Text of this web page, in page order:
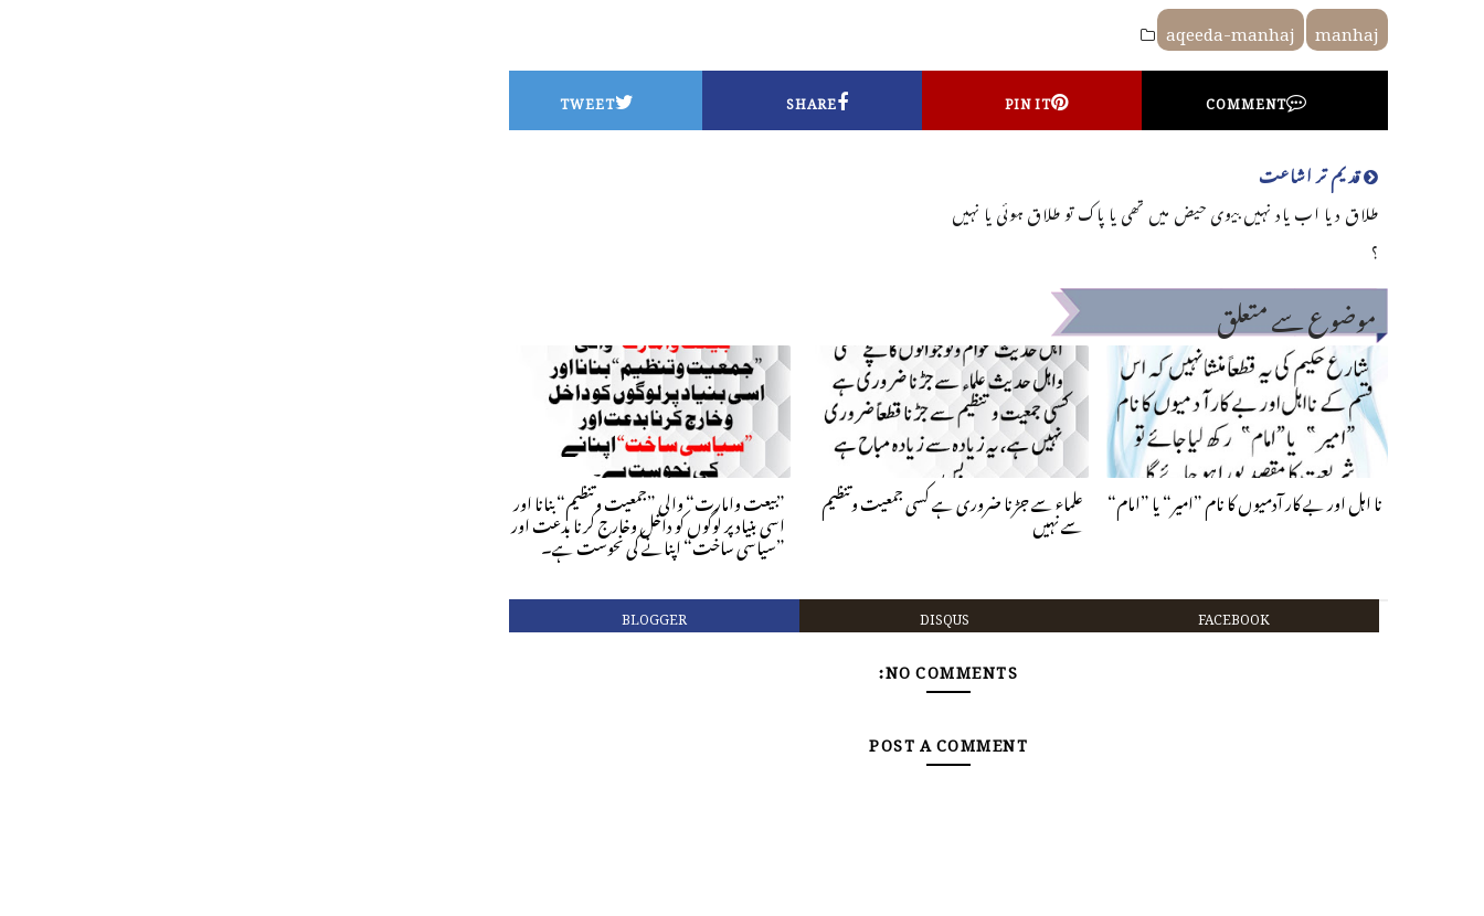
aqeeda-manhaj manhaj
TWEET SHARE PIN IT COMMENT
قدیم تر اشاعت
طلاق دیا اب یاد نہیں بیوی حیض میں تھی یا پاک تو طلاق ہوئی یا نہیں
؟
موضوع سے متعلق
”بیعت وامارت“ والی ”جمعیت وتنظیم“ بنانا اور
اسی بنیاد پر لوگوں کو داخل وخارج کرنا بدعت اور
”سیاسی ساخت“ اپنانے کی نحوست ہے۔
علماء سے جڑنا ضروری ہے کسی جمعیت وتنظیم
سے نہیں
نا اہل اور بے کار آدمیوں کا نام ”امیر“ یا ”امام“
BLOGGER DISQUS FACEBOOK
NO COMMENTS:
POST A COMMENT